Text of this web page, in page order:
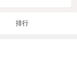
排行